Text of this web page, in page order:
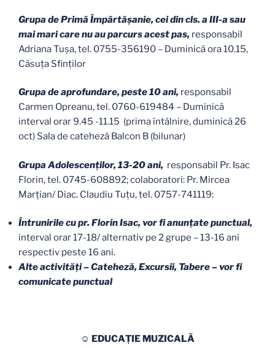
Grupa de Primă Împărtăşanie, cei din cls. a III-a sau
mai mari care nu au parcurs acest pas, responsabil
Adriana Tușa, tel. 0755-356190 – Duminică ora 10.15,
Căsuţa Sfinţilor
Grupa de aprofundare, peste 10 ani, responsabil
Carmen Opreanu, tel. 0760-619484 – Duminică
interval orar 9.45 -11.15 (prima întâlnire, duminică 26
oct) Sala de cateheză Balcon B (bilunar)
Grupa Adolescenților, 13-20 ani, responsabil Pr. Isac
Florin, tel. 0745-608892; colaboratori: Pr. Mircea
Marțian/ Diac. Claudiu Tuțu, tel. 0757-741119:
Întrunirile cu pr. Florin Isac, vor fi anunțate punctual,
interval orar 17-18/ alternativ pe 2 grupe – 13-16 ani
respectiv peste 16 ani.
Alte activități – Cateheză, Excursii, Tabere – vor fi
comunicate punctual
☺ EDUCAŢIE MUZICALĂ